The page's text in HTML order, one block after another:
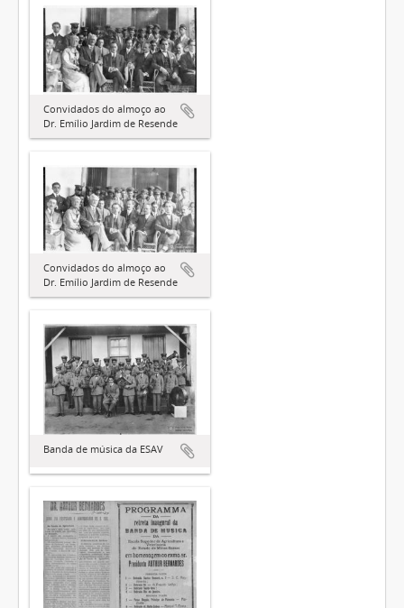
Convidados do almoço ao
Dr. Emílio Jardim de Resende
Convidados do almoço ao
Dr. Emílio Jardim de Resende
Banda de música da ESAV